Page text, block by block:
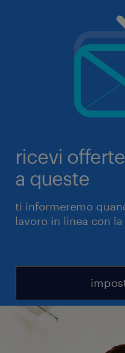
ricevi
a queste
ti informeremo
lavoro in linea con